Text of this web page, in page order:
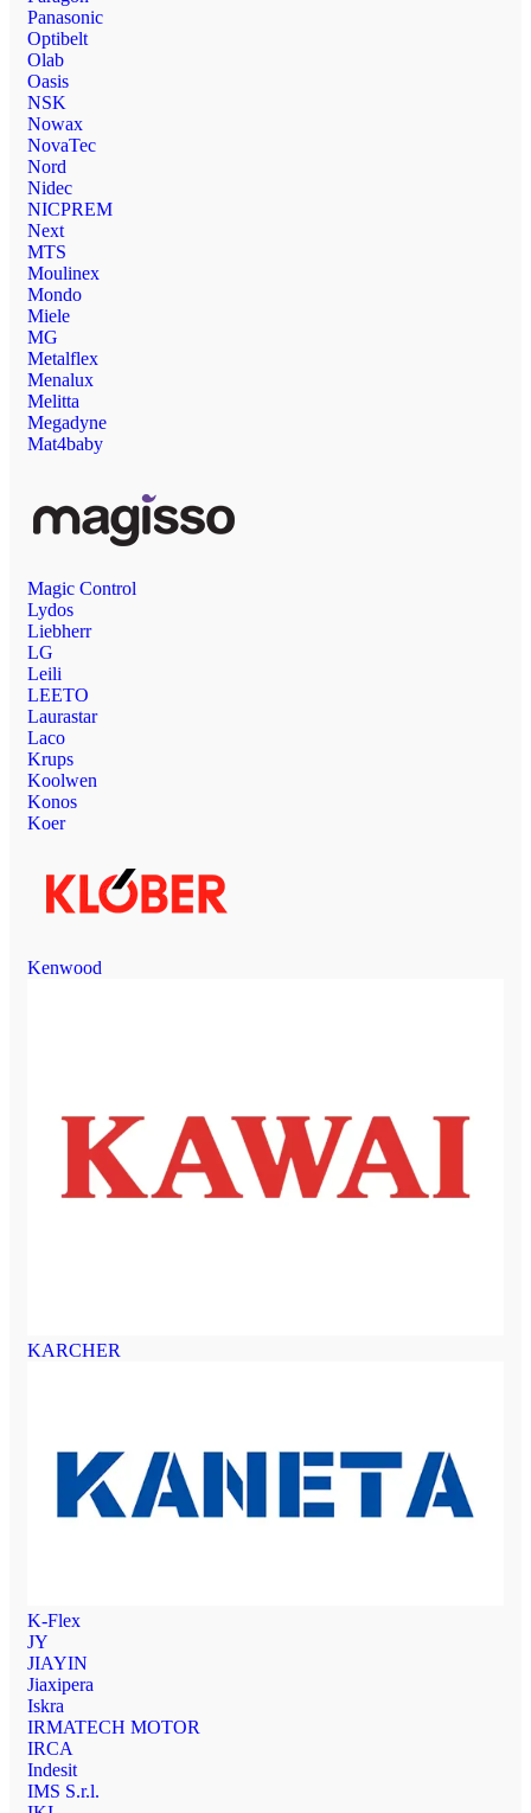
Panasonic
Optibelt
Olab
Oasis
NSK
Nowax
NovaTec
Nord
Nidec
NICPREM
Next
MTS
Moulinex
Mondo
Miele
MG
Metalflex
Menalux
Melitta
Megadyne
Mat4baby
Magic Control
Lydos
Liebherr
LG
Leili
LEETO
Laurastar
Laco
Krups
Koolwen
Konos
Koer
Kenwood
KARCHER
K-Flex
JY
JIAYIN
Jiaxipera
Iskra
IRMATECH MOTOR
IRCA
Indesit
IMS S.r.l.